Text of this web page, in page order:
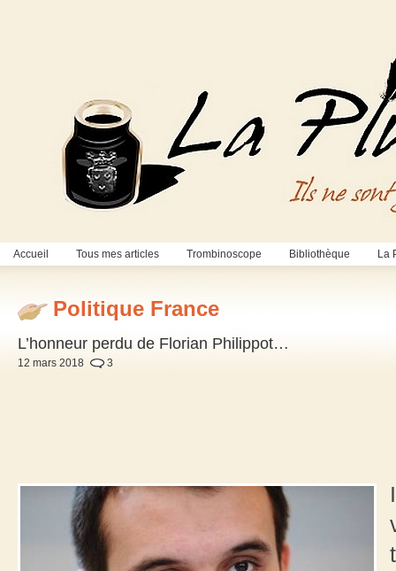
Accueil Tous mes articles Trombinoscope Bibliothèque La
Politique France
L’honneur perdu de Florian Philippot…
12 mars 2018 3